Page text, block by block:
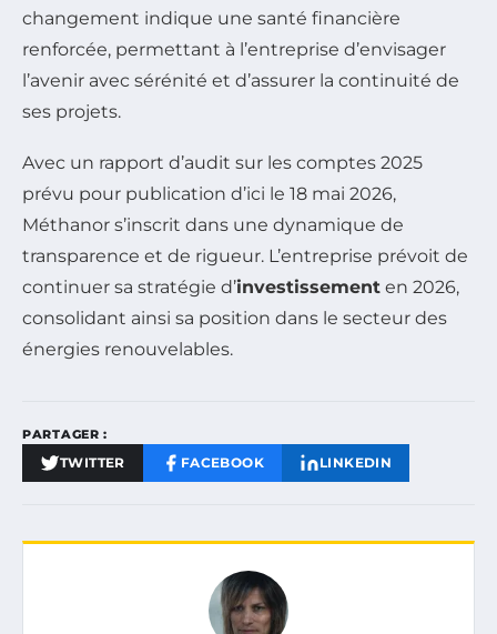
changement indique une santé financière
renforcée, permettant à l’entreprise d’envisager
l’avenir avec sérénité et d’assurer la continuité de
ses projets.
Avec un rapport d’audit sur les comptes 2025
prévu pour publication d’ici le 18 mai 2026,
Méthanor s’inscrit dans une dynamique de
transparence et de rigueur. L’entreprise prévoit de
continuer sa stratégie d’investissement en 2026,
consolidant ainsi sa position dans le secteur des
énergies renouvelables.
PARTAGER :
TWITTER FACEBOOK LINKEDIN